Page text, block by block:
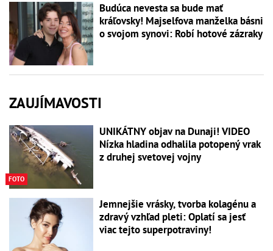
Budúca nevesta sa bude mať
kráľovsky! Majselfova manželka básni
o svojom synovi: Robí hotové zázraky
ZAUJÍMAVOSTI
FOTO
UNIKÁTNY objav na Dunaji! VIDEO
Nízka hladina odhalila potopený vrak
z druhej svetovej vojny
Jemnejšie vrásky, tvorba kolagénu a
zdravý vzhľad pleti: Oplatí sa jesť
viac tejto superpotraviny!